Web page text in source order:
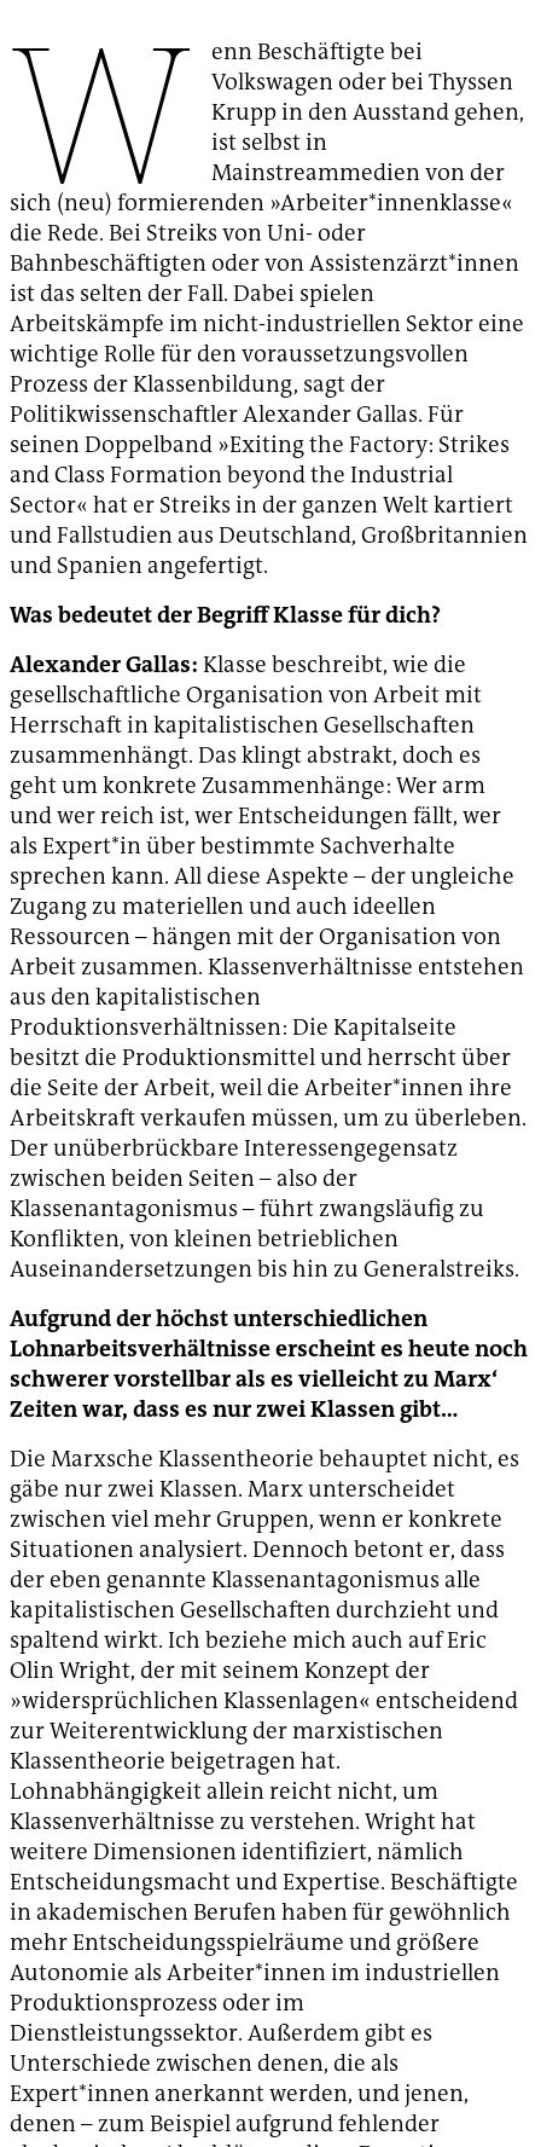
W
enn Beschäftigte bei
Volkswagen oder bei Thyssen
Krupp in den Ausstand gehen,
ist selbst in
Mainstreammedien von der
sich (neu) formierenden »Arbeiter*innenklasse«
die Rede. Bei Streiks von Uni- oder
Bahnbeschäftigten oder von Assistenzärzt*innen
ist das selten der Fall. Dabei spielen
Arbeitskämpfe im nicht-industriellen Sektor eine
wichtige Rolle für den voraussetzungsvollen
Prozess der Klassenbildung, sagt der
Politikwissenschaftler Alexander Gallas. Für
seinen Doppelband »Exiting the Factory: Strikes
and Class Formation beyond the Industrial
Sector« hat er Streiks in der ganzen Welt kartiert
und Fallstudien aus Deutschland, Großbritannien
und Spanien angefertigt.
Was bedeutet der Begriff Klasse für dich?
Alexander Gallas: Klasse beschreibt, wie die
gesellschaftliche Organisation von Arbeit mit
Herrschaft in kapitalistischen Gesellschaften
zusammenhängt. Das klingt abstrakt, doch es
geht um konkrete Zusammenhänge: Wer arm
und wer reich ist, wer Entscheidungen fällt, wer
als Expert*in über bestimmte Sachverhalte
sprechen kann. All diese Aspekte – der ungleiche
Zugang zu materiellen und auch ideellen
Ressourcen – hängen mit der Organisation von
Arbeit zusammen. Klassenverhältnisse entstehen
aus den kapitalistischen
Produktionsverhältnissen: Die Kapitalseite
besitzt die Produktionsmittel und herrscht über
die Seite der Arbeit, weil die Arbeiter*innen ihre
Arbeitskraft verkaufen müssen, um zu überleben.
Der unüberbrückbare Interessengegensatz
zwischen beiden Seiten – also der
Klassenantagonismus – führt zwangsläufig zu
Konflikten, von kleinen betrieblichen
Auseinandersetzungen bis hin zu Generalstreiks.
Aufgrund der höchst unterschiedlichen
Lohnarbeitsverhältnisse erscheint es heute noch
schwerer vorstellbar als es vielleicht zu Marx‘
Zeiten war, dass es nur zwei Klassen gibt…
Die Marxsche Klassentheorie behauptet nicht, es
gäbe nur zwei Klassen. Marx unterscheidet
zwischen viel mehr Gruppen, wenn er konkrete
Situationen analysiert. Dennoch betont er, dass
der eben genannte Klassenantagonismus alle
kapitalistischen Gesellschaften durchzieht und
spaltend wirkt. Ich beziehe mich auch auf Eric
Olin Wright, der mit seinem Konzept der
»widersprüchlichen Klassenlagen« entscheidend
zur Weiterentwicklung der marxistischen
Klassentheorie beigetragen hat.
Lohnabhängigkeit allein reicht nicht, um
Klassenverhältnisse zu verstehen. Wright hat
weitere Dimensionen identifiziert, nämlich
Entscheidungsmacht und Expertise. Beschäftigte
in akademischen Berufen haben für gewöhnlich
mehr Entscheidungsspielräume und größere
Autonomie als Arbeiter*innen im industriellen
Produktionsprozess oder im
Dienstleistungssektor. Außerdem gibt es
Unterschiede zwischen denen, die als
Expert*innen anerkannt werden, und jenen,
denen – zum Beispiel aufgrund fehlender